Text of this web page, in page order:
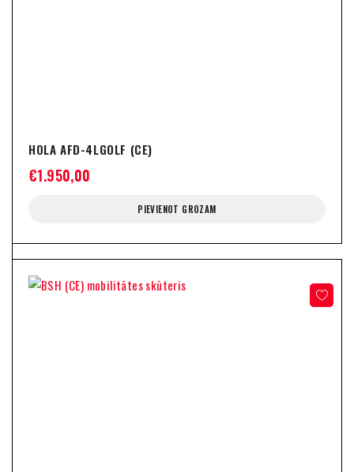
HOLA AFD-4LGOLF (CE)
€1.950,00
PIEVIENOT GROZAM